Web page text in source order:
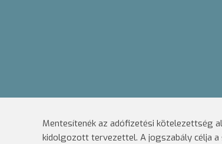
Mentesítenék az adófizetési kötelezettség
kidolgozott tervezettel. A jogszabály célja